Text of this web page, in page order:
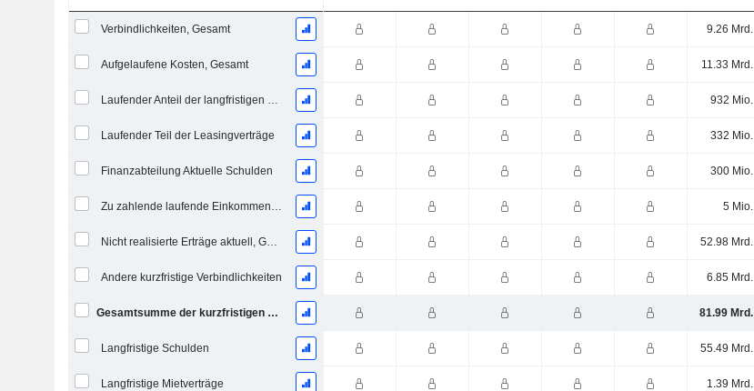
Verbindlichkeiten, Gesamt 9.26 Mrd.
Aufgelaufene Kosten, Gesamt 11.33 Mrd.
Laufender Anteil der langfristigen Verschuldung 932 Mio.
Laufender Teil der Leasingverträge 332 Mio.
Finanzabteilung Aktuelle Schulden 300 Mio.
Zu zahlende laufende Einkommensteuern 5 Mio.
Nicht realisierte Erträge aktuell, Gesamt 52.98 Mrd.
Andere kurzfristige Verbindlichkeiten 6.85 Mrd.
Gesamtsumme der kurzfristigen Verbindlichkeiten 81.99 Mrd.
Langfristige Schulden 55.49 Mrd.
Langfristige Mietverträge 1.39 Mrd.